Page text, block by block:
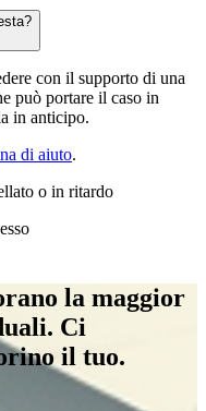
con il supporto di una
può portare il caso in
in anticipo.
di aiuto.
o in ritardo
la maggior
Ci
il tuo.